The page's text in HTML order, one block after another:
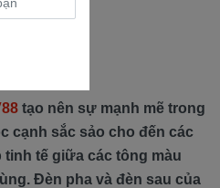
tạo nên sự mạnh mẽ trong
cạnh sắc sảo cho đến các
tế giữa các tông màu
Đèn pha và đèn sau của